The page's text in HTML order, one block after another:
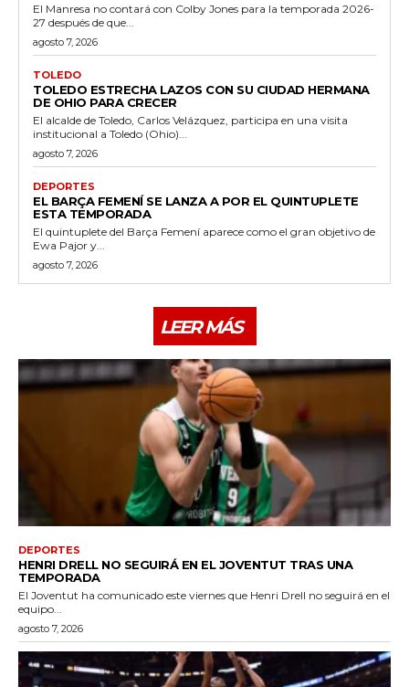
El Manresa no contará con Colby Jones para la temporada 2026-
27 después de que...
agosto 7, 2026
TOLEDO
TOLEDO ESTRECHA LAZOS CON SU CIUDAD HERMANA
DE OHIO PARA CRECER
El alcalde de Toledo, Carlos Velázquez, participa en una visita
institucional a Toledo (Ohio)...
agosto 7, 2026
DEPORTES
EL BARÇA FEMENÍ SE LANZA A POR EL QUINTUPLETE
ESTA TEMPORADA
El quintuplete del Barça Femení aparece como el gran objetivo de
Ewa Pajor y...
agosto 7, 2026
LEER MÁS
DEPORTES
HENRI DRELL NO SEGUIRÁ EN EL JOVENTUT TRAS UNA
TEMPORADA
El Joventut ha comunicado este viernes que Henri Drell no seguirá en el
equipo...
agosto 7, 2026